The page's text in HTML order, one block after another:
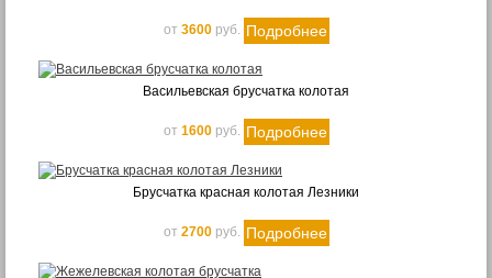
от 3600руб. Подробнее
Васильевская брусчатка колотая
от 1600руб. Подробнее
Брусчатка красная колотая Лезники
от 2700руб. Подробнее